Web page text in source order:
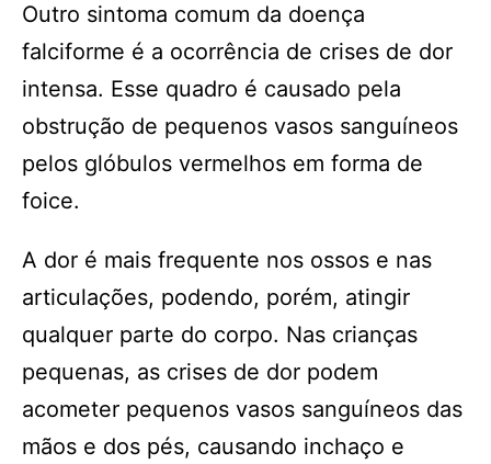
Outro sintoma comum da doença
falciforme é a ocorrência de crises de dor
intensa. Esse quadro é causado pela
obstrução de pequenos vasos sanguíneos
pelos glóbulos vermelhos em forma de
foice.
A dor é mais frequente nos ossos e nas
articulações, podendo, porém, atingir
qualquer parte do corpo. Nas crianças
pequenas, as crises de dor podem
acometer pequenos vasos sanguíneos das
mãos e dos pés, causando inchaço e